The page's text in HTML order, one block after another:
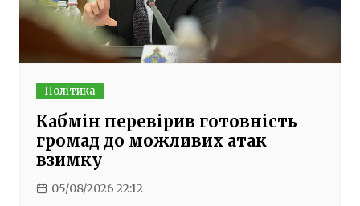
Політика
Кабмін перевірив готовність
громад до можливих атак
взимку
05/08/2026 22:12